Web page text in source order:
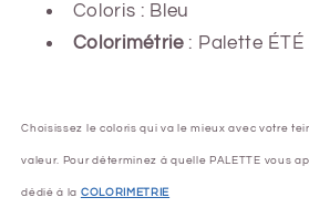
Coloris : Bleu
Colorimétrie : Palette ÉTÉ
Choisissez le coloris qui va le mieux avec votre
valeur. Pour déterminez à quelle PALETTE vous
dédié à la COLORIMETRIE